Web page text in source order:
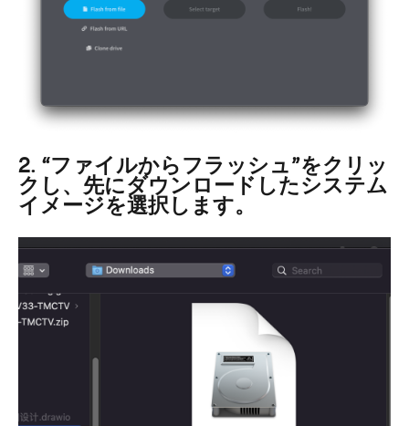
2. “ファイルからフラッシュ”をクリッ
クし、先にダウンロードしたシステム
イメージを選択します。